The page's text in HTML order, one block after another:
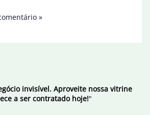
invisível. Aproveite nossa vitrine
a ser contratado hoje!"